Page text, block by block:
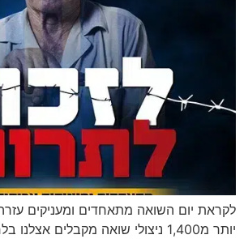
לקראת יום השואה מתאחדים ומעניקים עזרה
יותר מ1,400 ניצולי שואה מקבלים